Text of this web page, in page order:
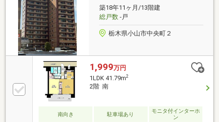
ボックスを完備。スーパーや商業施設が徒歩3分圏内
に揃い、小学校へも無理なく通学できる利便性の高い
周辺環境です。
築18年11ヶ月/13階建
総戸数-戸
栃木県小山市中央町２
1,999万円
1LDK 41.79m2
2階 南
南向き 駐車場あり
モニタ付インターホ
ン